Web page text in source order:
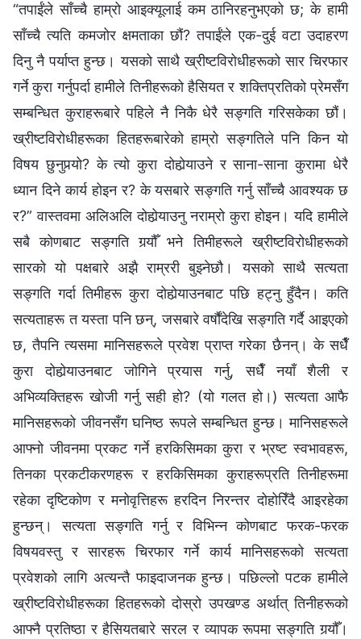
“तपाईंले साँच्‍चै हाम्रो आइक्यूलाई कम ठानिरहनुभएको छ; के हामी
साँच्‍चै त्यति कमजोर क्षमताका छौं? तपाईंले एक-दुई वटा उदाहरण
दिनु नै पर्याप्त हुन्छ। यसको साथै ख्रीष्टविरोधीहरूको सार चिरफार
गर्ने कुरा गर्नुपर्दा हामीले तिनीहरूको हैसियत र शक्तिप्रतिको प्रेमसँग
सम्बन्धित कुराहरूबारे पहिले नै निकै धेरै सङ्गति गरिसकेका छौं।
ख्रीष्टविरोधीहरूका हितहरूबारेको हाम्रो सङ्गतिले पनि किन यो
विषय छुनुपर्‍यो? के त्यो कुरा दोहोर्‍याउने र साना-साना कुरामा धेरै
ध्यान दिने कार्य होइन र? के यसबारे सङ्गति गर्नु साँच्‍चै आवश्यक छ
र?” वास्तवमा अलिअलि दोहोर्‍याउनु नराम्रो कुरा होइन। यदि हामीले
सबै कोणबाट सङ्गति गर्‍यौँ भने तिमीहरूले ख्रीष्टविरोधीहरूको
सारको यो पक्षबारे अझै राम्ररी बुझ्नेछौ। यसको साथै सत्यता
सङ्गति गर्दा तिमीहरू कुरा दोहोर्‍याउनबाट पछि हट्नु हुँदैन। कति
सत्यताहरू त यस्ता पनि छन्, जसबारे वर्षौंदेखि सङ्गति गर्दै आइएको
छ, तैपनि त्यसमा मानिसहरूले प्रवेश प्राप्त गरेका छैनन्। के सधैँ
कुरा दोहोर्‍याउनबाट जोगिने प्रयास गर्नु, सधैँ नयाँ शैली र
अभिव्यक्तिहरू खोजी गर्नु सही हो? (यो गलत हो।) सत्यता आफै
मानिसहरूको जीवनसँग घनिष्ठ रूपले सम्बन्धित हुन्छ। मानिसहरूले
आफ्नो जीवनमा प्रकट गर्ने हरकिसिमका कुरा र भ्रष्ट स्वभावहरू,
तिनका प्रकटीकरणहरू र हरकिसिमका कुराहरूप्रति तिनीहरूमा
रहेका दृष्टिकोण र मनोवृत्तिहरू हरदिन निरन्तर दोहोरिँदै आइरहेका
हुन्छन्। सत्यता सङ्गति गर्नु र विभिन्‍न कोणबाट फरक-फरक
विषयवस्तु र सारहरू चिरफार गर्ने कार्य मानिसहरूको सत्यता
प्रवेशको लागि अत्यन्तै फाइदाजनक हुन्छ। पछिल्‍लो पटक हामीले
ख्रीष्टविरोधीहरूका हितहरूको दोस्रो उपखण्ड अर्थात् तिनीहरूको
आफ्नै प्रतिष्ठा र हैसियतबारे सरल र व्यापक रूपमा सङ्गति गर्‍यौँ।